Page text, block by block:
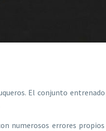
El conjunto
numerosos errores